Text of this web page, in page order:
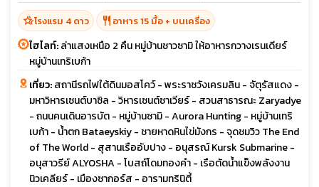
hotel_classโรงแรม 4 ดาว restaurant อาหาร 15 มื้อ + บนเครื่อง
ไฮไลท์:ล่าแสงเหนือ 2 คืน หมู่บ้านชาวซามิ ให้อาหารกวางเรนเดียร์
หมู่บ้านเทริเบก้า
เที่ยว:สถานีรถไฟใต้ดินมอสโคว์ - พระราชวังเครมลิน - จัตุรัสแดง -
มหาวิหารเซนต์บาซิล - วิหารเซนต์ซาเวียร์ - สวนสาธารณะ Zaryadye
- ถนนคนเดินอารบัต - หมู่บ้านซามิ - Aurora Hunting - หมู่บ้านเทริ
เบก้า - น้ำตก Bataeyskiy - ชายหาดหินไข่มังกร - จุดชมวิว The End
of The World - สุสานเรืออับปาง - อนุสรณ์ Kursk Submarine -
อนุสาวรีย์ ALYOSHA - โบสถ์โดมทองคำ - เรือตัดน้ำแข็งพลังงาน
นิวเคลียร์ - เมืองซากอร์ส - อารามทรินิตี้